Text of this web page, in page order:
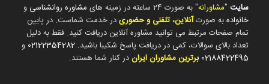
سایت"مشاورانه" به صورت 24 ساعته در زمینه های مشاوره روانشناسی و
خانوادهبه صورتآنلاین، تلفنی و حضوریدر خدمت شماست. در پایین
تمام صفحات مرتبط می توانید مشاوره آنلاین دریافت کنید. فقط به دلیل
تعداد بالای سوالات، کمی در دریافت پاسخ شکیبا باشید. 02122354282 و
02188422495 برترین مشاوران ایراندر کنار شما هستند.